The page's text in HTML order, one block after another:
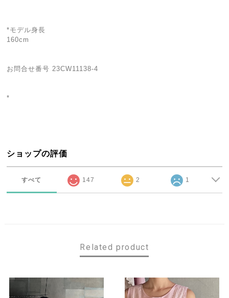
*モデル身長
160cm
お問合せ番号 23CW11138-4
*
ショップの評価
すべて 147 2 1
Related product